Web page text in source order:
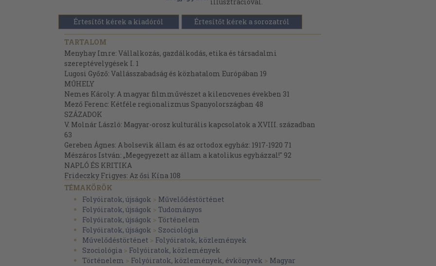
Értesítőt kérek a kiadóról Értesítőt kérek a sorozatról
TARTALOM
Menyhay Imre: Vállalkozás, gazdálkodás, etika és társadalmi
szereptévelygések I. 1
Lugosi Győző: Vallásszabadság és közhatalom Európában 19
MŰHELY
Nemes Károly: A magyar filmművészet a kilencvenes években 31
Mező Ferenc: Kétféle regionalizmus Spanyolországban 48
SZÁZADOK
V. Molnár László: Magyar-orosz kulturális kapcsolatok a XVIII. században
63
Gereben Ágnes: A bolsevik állam és az ortodox egyház: 1917-1920 71
Mészáros István: „Megegyezett az állam a katolikus egyházzal!" 92
NAPLÓ ÉS KRITIKA
Frideczky Frigyes: Az ősi Kína 108
Kapronczay Károly: Emberi viszonyok 114
KÜLFÖLDI FOLYÓIRATOKBÓL
Helmut Mayer: Feyerabend és Lakatos (117), Ralf Konersmann: A kulturális
fordulat és a modern filozófiai gondolkodás (119), Beat Fux-A. Doris
Baumgartner: Az új gyermektelenség (122), Komplexitáskutatás - a jövő
tudománya? (125)
TÉMAKÖRÖK
Folyóiratok, újságok > Művelődéstörténet
Folyóiratok, újságok > Tudományos
Folyóiratok, újságok > Történelem
Folyóiratok, újságok > Szociológia
Művelődéstörténet > Folyóiratok, közlemények
Szociológia > Folyóiratok, közlemények
Történelem > Folyóiratok, közlemények, évkönyvek > Magyar